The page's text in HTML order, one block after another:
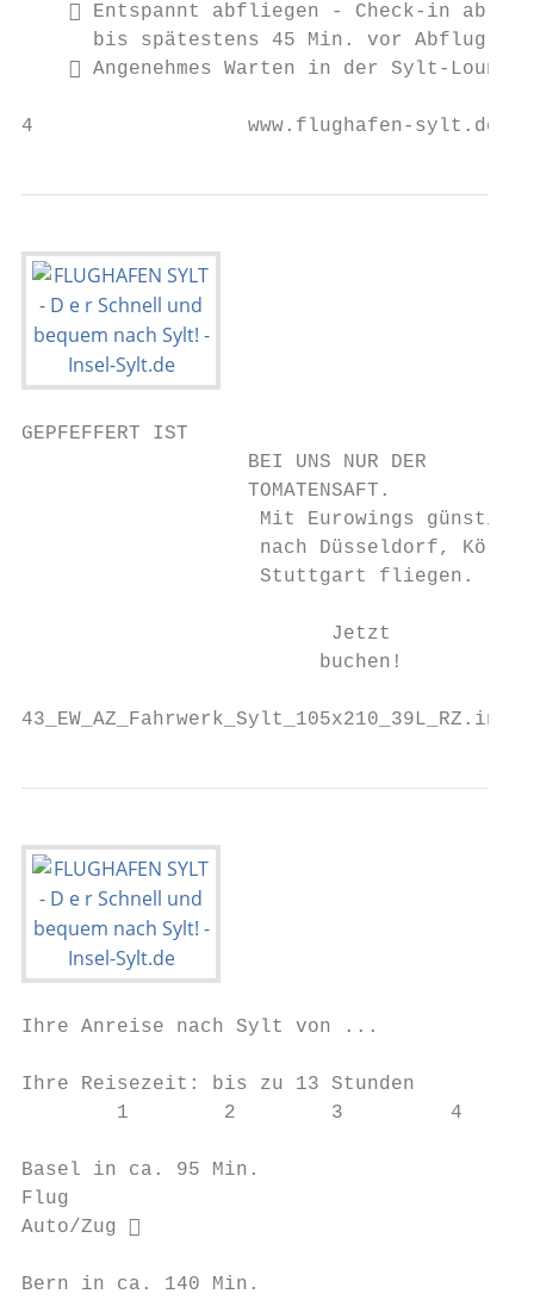
 Entspannt abfliegen - Check-in ab 2
      bis spätestens 45 Min. vor Abflug
     Angenehmes Warten in der Sylt-Lounge
4                  www.flughafen-sylt.de
GEPFEFFERT IST
                   BEI UNS NUR DER
                   TOMATENSAFT.
Mit Eurowings günstig
nach Düsseldorf, Köln/
                    Stuttgart fliegen.
                          Jetzt
                         buchen!
Ihre Anreise nach Sylt von ...
Ihre Reisezeit: bis zu 13 Stunden
1        2        3         4   5
Basel in ca. 95 Min.
Flug
Auto/Zug 
Bern in ca. 140 Min.